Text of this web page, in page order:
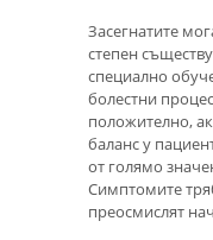
Засегнатите
степен
специално
болестни
положително,
баланс у
от голямо
Симптомите
преосмислят